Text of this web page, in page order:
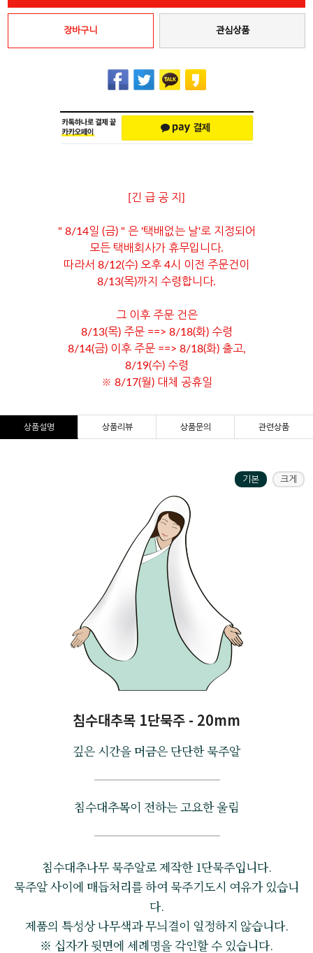
장바구니 관심상품
[긴 급 공 지]
" 8/14일 (금) " 은 '택배없는 날'로 지정되어
모든 택배회사가 휴무입니다.
따라서 8/12(수) 오후 4시 이전 주문건이
8/13(목)까지 수령합니다.
그 이후 주문 건은
8/13(목) 주문 ==> 8/18(화) 수령
8/14(금) 이후 주문 ==> 8/18(화) 출고,
8/19(수) 수령
※ 8/17(월) 대체 공휴일
상품설명 상품리뷰 상품문의 관련상품
기본 크게
침수대추목 1단묵주 - 20mm
깊은 시간을 머금은 단단한 묵주알
침수대추목이 전하는 고요한 울림
침수대추나무 묵주알로 제작한 1단묵주입니다.
묵주알 사이에 매듭처리를 하여 묵주기도시 여유가 있습니
다.
제품의 특성상 나무색과 무늬결이 일정하지 않습니다.
※ 십자가 뒷면에 세례명을 각인할 수 있습니다.